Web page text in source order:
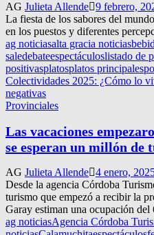
AG Julieta Allende 9 febrero,
La fiesta de los sabores del
en los puestos y diferentes
ag noticiasalta gracia noticias
saledebateespectáculoslistado de
positivasplatosplatos principales
Colectividades 2025: ¿Cómo lo
negativas
Provinciales
Las vacaciones
se esperan un millón de
AG Julieta Allende 4 enero,
Desde la agencia Córdoba
turismo que empezó a recibir la
Garay estiman una ocupación del
ag noticiasAgencia Córdoba